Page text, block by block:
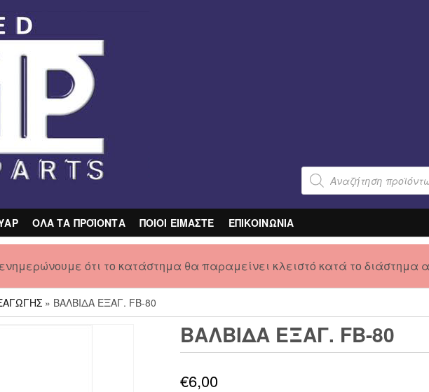
Products
search
ΟΛΑ ΤΑ ΠΡΟΪΟΝΤΑ ΠΟΙΟΙ ΕΙΜΑΣΤΕ ΕΠΙΚΟΙΝΩΝΙΑ
ότι το κατάστημα θα παραμείνει κλειστό κατά το διάστημα
» ΒΑΛΒΙΔΑ ΕΞΑΓ. FB-80
ΒΑΛΒΙΔΑ ΕΞΑΓ. FB-80
€6,00